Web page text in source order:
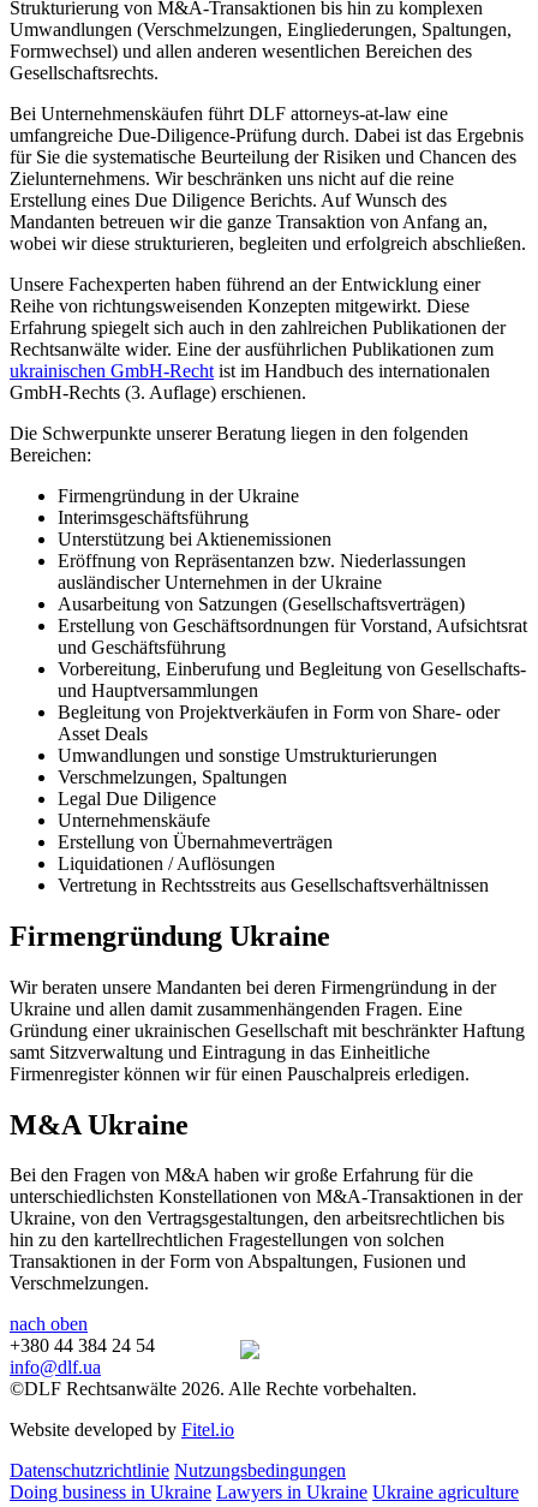
Strukturierung von M&A-Transaktionen bis hin zu komplexen
Umwandlungen (Verschmelzungen, Eingliederungen, Spaltungen,
Formwechsel) und allen anderen wesentlichen Bereichen des
Gesellschaftsrechts.
Bei Unternehmenskäufen führt DLF attorneys-at-law eine
umfangreiche Due-Diligence-Prüfung durch. Dabei ist das Ergebnis
für Sie die systematische Beurteilung der Risiken und Chancen des
Zielunternehmens. Wir beschränken uns nicht auf die reine
Erstellung eines Due Diligence Berichts. Auf Wunsch des
Mandanten betreuen wir die ganze Transaktion von Anfang an,
wobei wir diese strukturieren, begleiten und erfolgreich abschließen.
Unsere Fachexperten haben führend an der Entwicklung einer
Reihe von richtungsweisenden Konzepten mitgewirkt. Diese
Erfahrung spiegelt sich auch in den zahlreichen Publikationen der
Rechtsanwälte wider. Eine der ausführlichen Publikationen zum
ukrainischen GmbH-Recht ist im Handbuch des internationalen
GmbH-Rechts (3. Auflage) erschienen.
Die Schwerpunkte unserer Beratung liegen in den folgenden
Bereichen:
Firmengründung in der Ukraine
Interimsgeschäftsführung
Unterstützung bei Aktienemissionen
Eröffnung von Repräsentanzen bzw. Niederlassungen
ausländischer Unternehmen in der Ukraine
Ausarbeitung von Satzungen (Gesellschaftsverträgen)
Erstellung von Geschäftsordnungen für Vorstand, Aufsichtsrat
und Geschäftsführung
Vorbereitung, Einberufung und Begleitung von Gesellschafts-
und Hauptversammlungen
Begleitung von Projektverkäufen in Form von Share- oder
Asset Deals
Umwandlungen und sonstige Umstrukturierungen
Verschmelzungen, Spaltungen
Legal Due Diligence
Unternehmenskäufe
Erstellung von Übernahmeverträgen
Liquidationen / Auflösungen
Vertretung in Rechtsstreits aus Gesellschaftsverhältnissen
Firmengründung Ukraine
Wir beraten unsere Mandanten bei deren Firmengründung in der
Ukraine und allen damit zusammenhängenden Fragen. Eine
Gründung einer ukrainischen Gesellschaft mit beschränkter Haftung
samt Sitzverwaltung und Eintragung in das Einheitliche
Firmenregister können wir für einen Pauschalpreis erledigen.
M&A Ukraine
Bei den Fragen von M&A haben wir große Erfahrung für die
unterschiedlichsten Konstellationen von M&A-Transaktionen in der
Ukraine, von den Vertragsgestaltungen, den arbeitsrechtlichen bis
hin zu den kartellrechtlichen Fragestellungen von solchen
Transaktionen in der Form von Abspaltungen, Fusionen und
Verschmelzungen.
nach oben
+380 44 384 24 54
info@dlf.ua
©DLF Rechtsanwälte 2026. Alle Rechte vorbehalten.
Website developed by Fitel.io
Datenschutzrichtlinie Nutzungsbedingungen
Doing business in Ukraine Lawyers in Ukraine Ukraine agriculture